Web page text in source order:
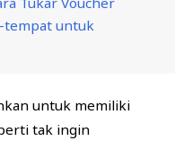
tempat untuk
untuk memiliki
tak ingin